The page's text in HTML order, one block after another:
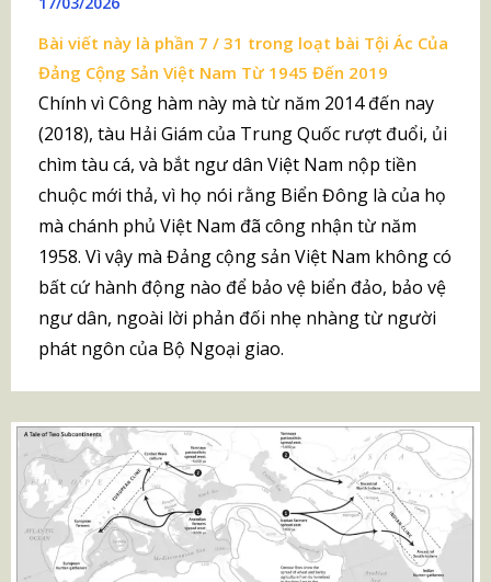
Bài viết này là phần 7 / 31 trong loạt bài Tội Ác Của
Đảng Cộng Sản Việt Nam Từ 1945 Đến 2019
Chính vì Công hàm này mà từ năm 2014 đến nay
(2018), tàu Hải Giám của Trung Quốc rượt đuổi, ủi
chìm tàu cá, và bắt ngư dân Việt Nam nộp tiền
chuộc mới thả, vì họ nói rằng Biển Đông là của họ
mà chánh phủ Việt Nam đã công nhận từ năm
1958. Vì vậy mà Đảng cộng sản Việt Nam không có
bất cứ hành động nào để bảo vệ biển đảo, bảo vệ
ngư dân, ngoài lời phản đối nhẹ nhàng từ người
phát ngôn của Bộ Ngoại giao.